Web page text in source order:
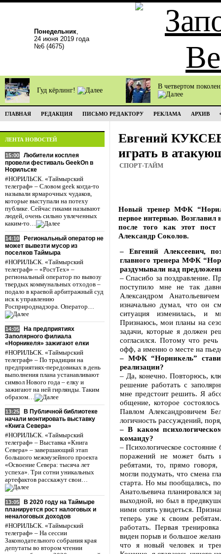
Понедельник,
24 июня 2019 года
№6 (4675)
Гуд кёрлинг!
В четвертом
ГЛАВНАЯ РЕДАКЦИЯ ПИСЬМО РЕДАКТОРУ РЕКЛАМА АРХИВ
ЛЕНТА НОВОСТЕЙ
15:00
Любители косплея
провели фестиваль GeekOn в
Норильске
#НОРИЛЬСК. «Таймырский
телеграф» – Словом geek когда-то
называли ярмарочных чудаков,
которые выступали на потеху
публике. Сейчас гиками называют
людей, очень сильно увлеченных
каким-то…
14:10
Региональный оператор не
может вывезти мусор из
поселков Таймыра
#НОРИЛЬСК. «Таймырский
телеграф» – «РостТех» –
региональный оператор по вывозу
твердых коммунальных отходов –
подало в краевой арбитражный суд
иск к управлению
Росприроднадзора. Оператор…
14:05
На предприятиях
Заполярного филиала
«Норникеля» зажигают елки
#НОРИЛЬСК. «Таймырский
телеграф» – По традиции на
предприятиях-передовиках в день
выполнения плана устанавливают
символ Нового года – елку и
зажигают на ней гирлянды. Таким
образом…
13:25
В Публичной библиотеке
начали монтировать выставку
«Книга Севера»
#НОРИЛЬСК. «Таймырский
телеграф» – Выставка «Книга
Севера» – завершающий этап
большого межмузейного проекта
«Освоение Севера: тысяча лет
успеха». Три сотни уникальных
артефактов расскажут свои…
13:05
В 2020 году на Таймыре
планируется рост налоговых и
неналоговых доходов
#НОРИЛЬСК. «Таймырский
телеграф» – На сессии
Законодательного собрания края
депутаты во втором чтении
Евгений
играть в
СПОРТ-ТАЙМ
Новый тренер МФК
первое интервью. Возглавил
после того как этот пост
Александр Соколов.
– Евгений Алексеевич,
главного тренера МФК
раздумывали над
– Спасибо за поздравление.
поступило мне не так
Александром
изначально думал, что он
ситуация изменилась, и
Признаюсь, мои планы на
задачи, которые я должен
согласился. Потому что
офф, а именно о месте на
– МФК “Норникель”
реализации?
– Да, конечно. Повторюсь,
решение работать с
мне предстоит решить. Я
общение, которое
Павлом Александровичем
логичность рассуждений,
– В каком
команду?
– Психологическое
поражений не может быть
ребятами, то, прямо
могли подумать, что смена
старта. Но мы пообщались,
Анатольевича планировался
выходной, но был в
ними опять увидеться.
теперь уже к своим
работать. Первая
виден порыв и большое
что я новый человек и